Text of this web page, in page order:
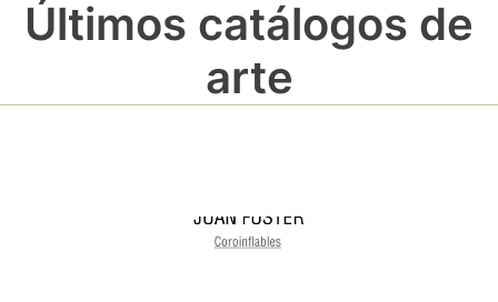
Últimos catálogos de
arte